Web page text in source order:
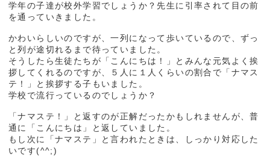
学年の子達が校外学習でしょうか？先生に引率されて目の前
を通っていきました。
かわいらしいのですが、一列になって歩いているので、ずっ
と列が途切れるまで待っていました。
そうしたら生徒たちが「こんにちは！」とみんな元気よく挨
拶してくれるのですが、５人に１人くらいの割合で「ナマス
テ！」と挨拶する子もいました。
学校で流行っているのでしょうか？
「ナマステ！」と返すのが正解だったかもしれませんが、普
通に「こんにちは」と返していました。
もし次に「ナマステ」と言われたときは、しっかり対応した
いです(^^;)